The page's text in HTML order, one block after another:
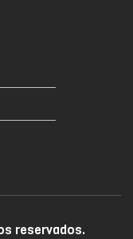
reservados.